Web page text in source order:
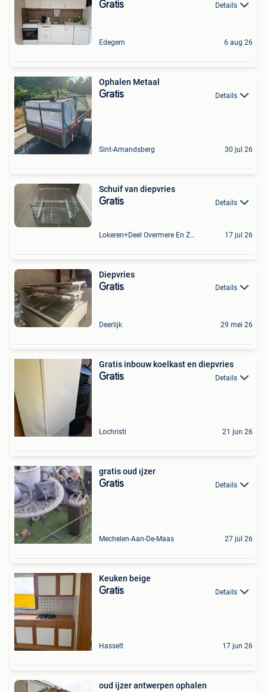
Gratis Details
Edegem 6 aug 26
Ophalen Metaal
Gratis Details
Sint-Amandsberg 30 jul 26
Schuif van diepvries
Gratis Details
Lokeren+Deel Overmere En Zele 17 jul 26
Diepvries
Gratis Details
Deerlijk 29 mei 26
Gratis inbouw koelkast en diepvries
Gratis Details
Lochristi 21 jun 26
gratis oud ıjzer
Gratis Details
Mechelen-Aan-De-Maas 27 jul 26
Keuken beige
Gratis Details
Hasselt 17 jun 26
oud ijzer antwerpen ophalen